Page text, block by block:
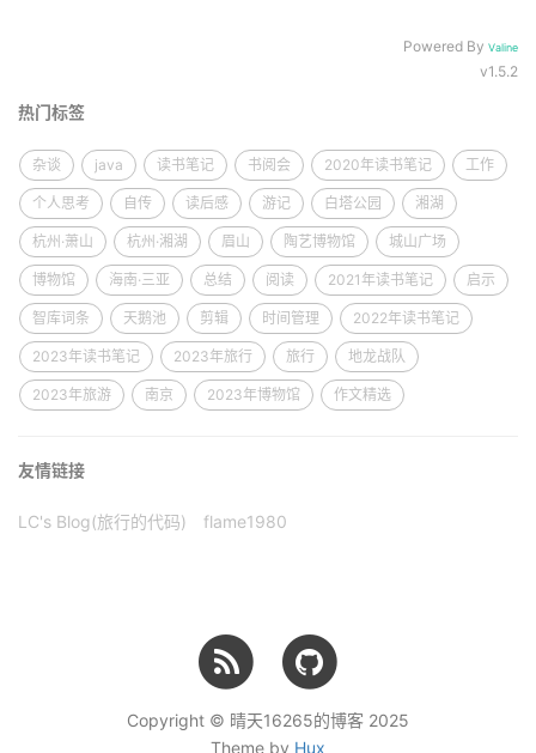
Powered By Valine
v1.5.2
热门标签
杂谈 java 读书笔记 书阅会 2020年读书笔记 工作
个人思考 自传 读后感 游记 白塔公园 湘湖
杭州·萧山 杭州·湘湖 眉山 陶艺博物馆 城山广场
博物馆 海南·三亚 总结 阅读 2021年读书笔记 启示
智库词条 天鹅池 剪辑 时间管理 2022年读书笔记
2023年读书笔记 2023年旅行 旅行 地龙战队
2023年旅游 南京 2023年博物馆 作文精选
友情链接
LC's Blog(旅行的代码) flame1980
Copyright © 晴天16265的博客 2025
Theme by Hux